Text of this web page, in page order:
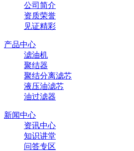
公司简介
资质荣誉
见证精彩
产品中心
滤油机
聚结器
聚结分离滤芯
液压油滤芯
油过滤器
新闻中心
资讯中心
知识讲堂
问答专区